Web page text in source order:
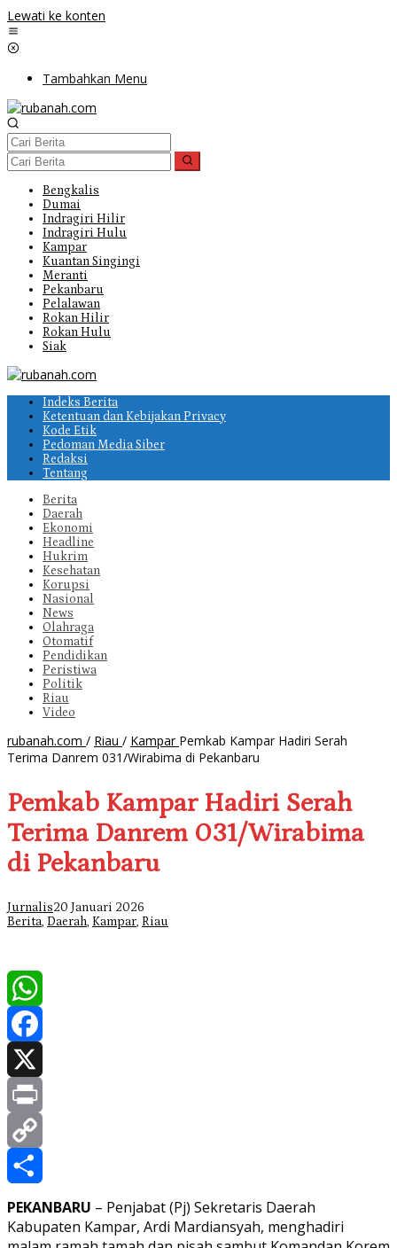
Lewati ke konten
Tambahkan Menu
Bengkalis
Dumai
Indragiri Hilir
Indragiri Hulu
Kampar
Kuantan Singingi
Meranti
Pekanbaru
Pelalawan
Rokan Hilir
Rokan Hulu
Siak
Indeks Berita
Ketentuan dan Kebijakan Privacy
Kode Etik
Pedoman Media Siber
Redaksi
Tentang
Berita
Daerah
Ekonomi
Headline
Hukrim
Kesehatan
Korupsi
Nasional
News
Olahraga
Otomatif
Pendidikan
Peristiwa
Politik
Riau
Video
rubanah.com / Riau / Kampar Pemkab Kampar Hadiri Serah
Terima Danrem 031/Wirabima di Pekanbaru
Pemkab Kampar Hadiri Serah
Terima Danrem 031/Wirabima
di Pekanbaru
Jurnalis20 Januari 2026
Berita, Daerah, Kampar, Riau
WhatsApp
Facebook
X
Print
Copy
Link
Share
PEKANBARU – Penjabat (Pj) Sekretaris Daerah
Kabupaten Kampar, Ardi Mardiansyah, menghadiri